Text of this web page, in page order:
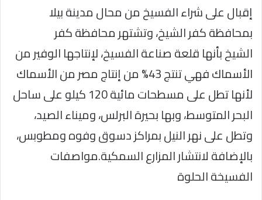
إقبال على شراء الفسيخ من محال مدينة بيلا
بمحافظة كفر الشيخ، وتشتهر محافظة كفر
الشيخ بأنها قلعة صناعة الفسيخ، لإنتاجها الوفير من
الأسماك فهي تنتج 43% من إنتاج مصر من الأسماك
لأنها تطل على مسطحات مائية 120 كيلو على ساحل
البحر المتوسط، وبها بحيرة البرلس، وميناء الصيد،
وتطل على نهر النيل بمراكز دسوق وفوه ومطوبس،
بالإضافة لانتشار المزارع السمكية.مواصفات
الفسيخة الحلوة